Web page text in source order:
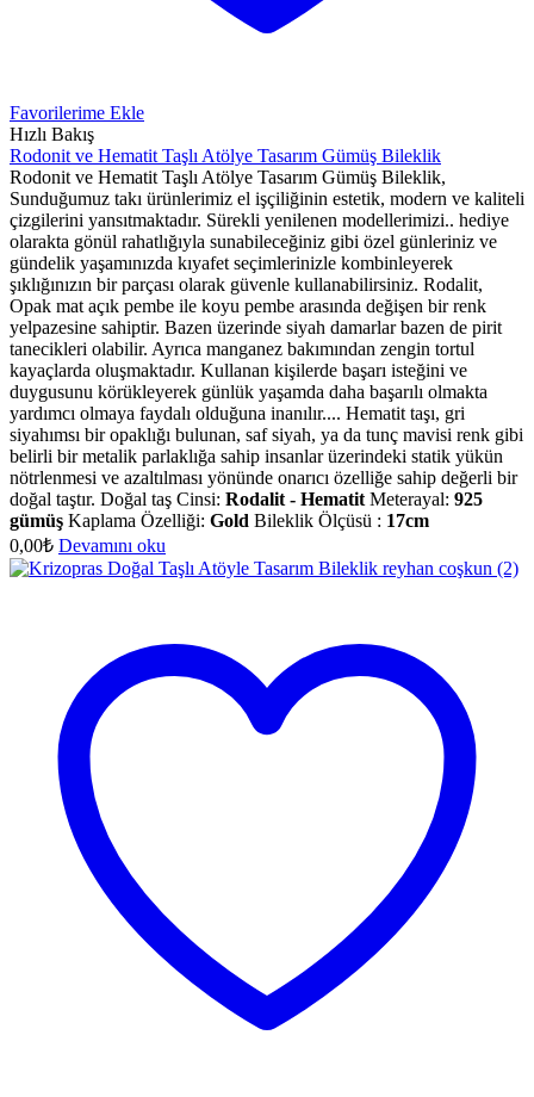
Favorilerime Ekle
Hızlı Bakış
Rodonit ve Hematit Taşlı Atölye Tasarım Gümüş Bileklik
Rodonit ve Hematit Taşlı Atölye Tasarım Gümüş Bileklik,
Sunduğumuz takı ürünlerimiz el işçiliğinin estetik, modern ve kaliteli
çizgilerini yansıtmaktadır. Sürekli yenilenen modellerimizi.. hediye
olarakta gönül rahatlığıyla sunabileceğiniz gibi özel günleriniz ve
gündelik yaşamınızda kıyafet seçimlerinizle kombinleyerek
şıklığınızın bir parçası olarak güvenle kullanabilirsiniz. Rodalit,
Opak mat açık pembe ile koyu pembe arasında değişen bir renk
yelpazesine sahiptir. Bazen üzerinde siyah damarlar bazen de pirit
tanecikleri olabilir. Ayrıca manganez bakımından zengin tortul
kayaçlarda oluşmaktadır. Kullanan kişilerde başarı isteğini ve
duygusunu körükleyerek günlük yaşamda daha başarılı olmakta
yardımcı olmaya faydalı olduğuna inanılır.... Hematit taşı, gri
siyahımsı bir opaklığı bulunan, saf siyah, ya da tunç mavisi renk gibi
belirli bir metalik parlaklığa sahip insanlar üzerindeki statik yükün
nötrlenmesi ve azaltılması yönünde onarıcı özelliğe sahip değerli bir
doğal taştır. Doğal taş Cinsi: Rodalit - Hematit Meterayal: 925
gümüş Kaplama Özelliği: Gold Bileklik Ölçüsü : 17cm
0,00₺ Devamını oku